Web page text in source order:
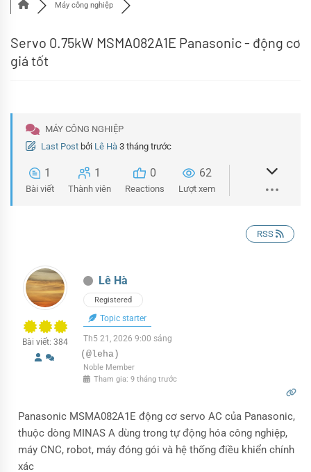
Máy công nghiệp
Servo 0.75kW MSMA082A1E Panasonic - động cơ
giá tốt
MÁY CÔNG NGHIỆP
Last Post bởi Lê Hà 3 tháng trước
1
Bài viết
1
Thành viên
0
Reactions
62
Lượt xem
RSS
Bài viết: 384
Lê Hà
Registered
Topic starter
Th5 21, 2026 9:00 sáng
(@leha)
Noble Member
Tham gia: 9 tháng trước
Panasonic MSMA082A1E động cơ servo AC của Panasonic,
thuộc dòng MINAS A dùng trong tự động hóa công nghiệp,
máy CNC, robot, máy đóng gói và hệ thống điều khiển chính
xác